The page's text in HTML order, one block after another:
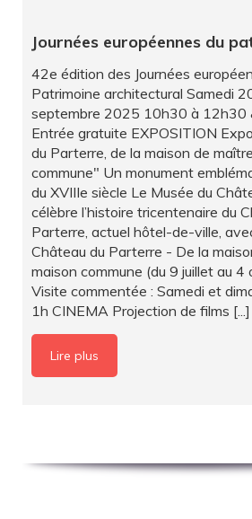
Journées européennes du
42e édition des Journées
Patrimoine architectural Samedi
septembre 2025 10h30 à 12h30
Entrée gratuite EXPOSITION
du Parterre, de la maison de
commune" Un monument
du XVIIIe siècle Le Musée du
célèbre l’histoire tricentenaire du
Parterre, actuel hôtel-de-ville,
Château du Parterre - De la
maison commune (du 9 juillet au 4
Visite commentée : Samedi et
1h CINEMA Projection de films [...]
Lire plus